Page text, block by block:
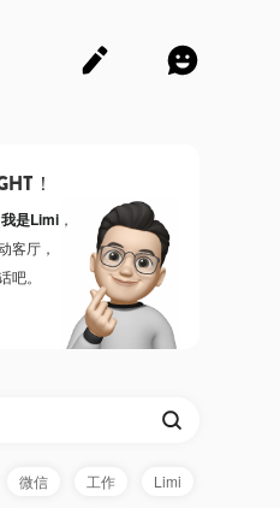
！
我是Limi ，
客厅，
吧。
微信 工作 Limi